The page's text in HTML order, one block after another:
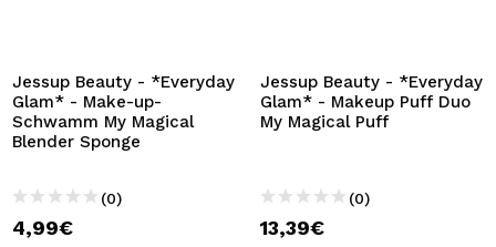
Durch die Erstellung eines Kontos bei Maquillalia.de
können Sie Ihre Einkäufe schnell tätigen, den Status Ihrer
Bestellungen überprüfen und Ihre bisherigen Vorgänge
einsehen.
BENUTZERKONTO ERSTELLEN
Jessup Beauty - *Everyday
Glam* - Make-up-
Schwamm My Magical
Blender Sponge
(0)
4,99€
Jessup Beauty - *Everyday
Glam* - Makeup Puff Duo
My Magical Puff
(0)
13,39€